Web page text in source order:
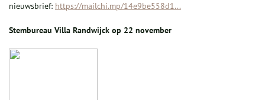
nieuwsbrief: https://mailchi.mp/14e9be558d1...
Stembureau Villa Randwijck op 22 november